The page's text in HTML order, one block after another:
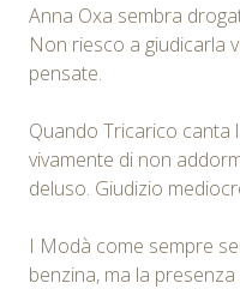
Anna Oxa sembra
Non riesco a giudicarla
pensate.
Quando Tricarico canta
vivamente di non
deluso. Giudizio
I Modà come sempre
benzina, ma la